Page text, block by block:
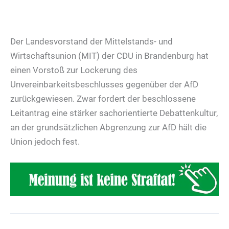
Der Landesvorstand der Mittelstands- und
Wirtschaftsunion (MIT) der CDU in Brandenburg hat
einen Vorstoß zur Lockerung des
Unvereinbarkeitsbeschlusses gegenüber der AfD
zurückgewiesen. Zwar fordert der beschlossene
Leitantrag eine stärker sachorientierte Debattenkultur,
an der grundsätzlichen Abgrenzung zur AfD hält die
Union jedoch fest.